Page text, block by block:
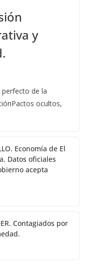
y
perfecto de la
ocultos,
Economía de El
Datos oficiales
acepta
Contagiados por